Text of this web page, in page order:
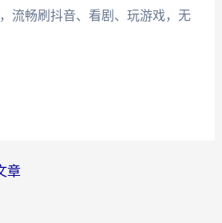
流畅刷抖音、看剧、玩游戏，无
章